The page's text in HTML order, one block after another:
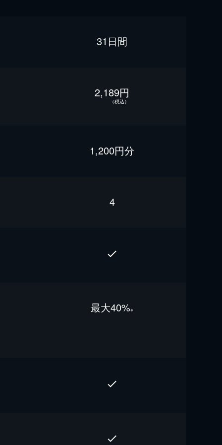
31日間
2,189円
（税込）
1,200円分
4
最⼤40%※